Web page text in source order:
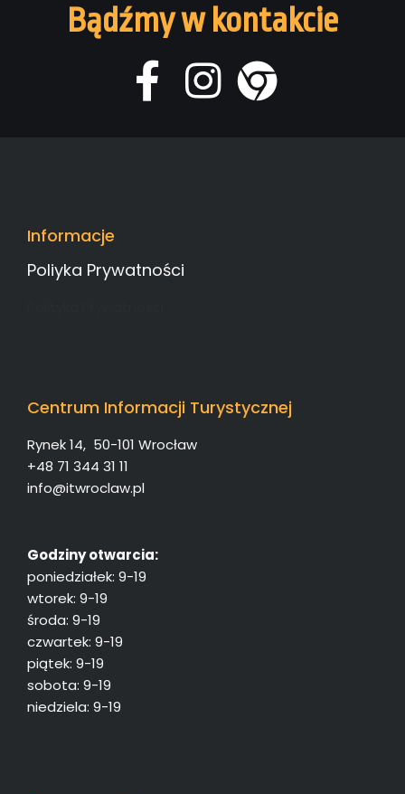
Bądźmy w kontakcie
Informacje
Poliyka Prywatności
Centrum Informacji Turystycznej
Rynek 14, 50-101 Wrocław
+48 71 344 31 11
info@itwroclaw.pl
Godziny otwarcia:
poniedziałek: 9-19
wtorek: 9-19
środa: 9-19
czwartek: 9-19
piątek: 9-19
sobota: 9-19
niedziela: 9-19